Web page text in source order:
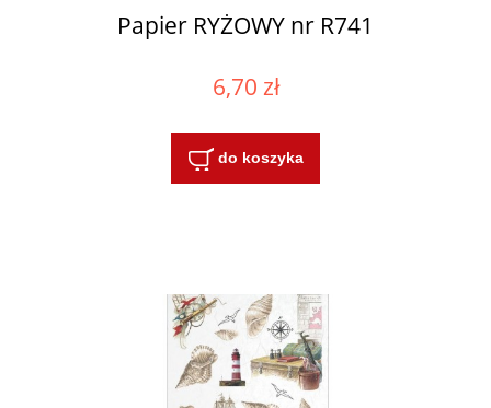
Papier RYŻOWY nr R741
6,70 zł
do koszyka